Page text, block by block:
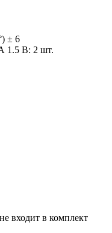
± 6
1.5 В: 2 шт.
входит в комплект